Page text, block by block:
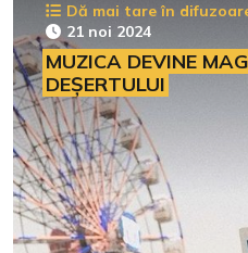
Dă mai tare în
21 noi 2024
MUZICA DEVINE
DEȘERTULUI